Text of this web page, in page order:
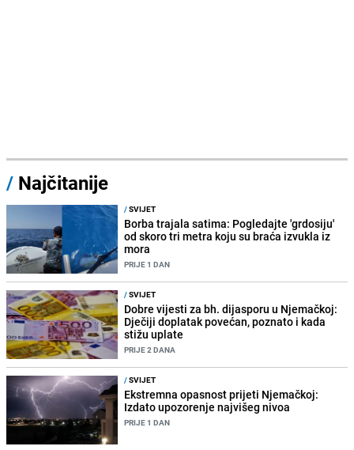
/ Najčitanije
/SVIJET
Borba trajala satima: Pogledajte 'grdosiju'
od skoro tri metra koju su braća izvukla iz
mora
PRIJE 1 DAN
/SVIJET
Dobre vijesti za bh. dijasporu u Njemačkoj:
Dječiji doplatak povećan, poznato i kada
stižu uplate
PRIJE 2 DANA
/SVIJET
Ekstremna opasnost prijeti Njemačkoj:
Izdato upozorenje najvišeg nivoa
PRIJE 1 DAN